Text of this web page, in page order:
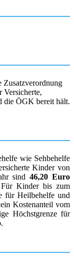
Zusatzverordnung
Versicherte,
die ÖGK bereit hält.
wie Sehbehelfe
Kinder von
sind46,20 Euro
Kinder bis zum
für Heilbehelfe und
Kostenanteil vom
Höchstgrenze für
.